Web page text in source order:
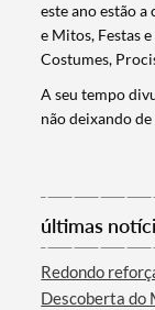
Termo de
este ano estão
e Mitos, Festas
Costumes,
A seu tempo
não deixando
últimas
Redondo
Descoberta do